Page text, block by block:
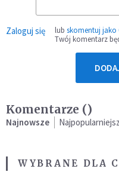
Zaloguj się lub skomentuj jako
Twój komentarz
Komentarze ()
Najnowsze
WYBRANE DLA